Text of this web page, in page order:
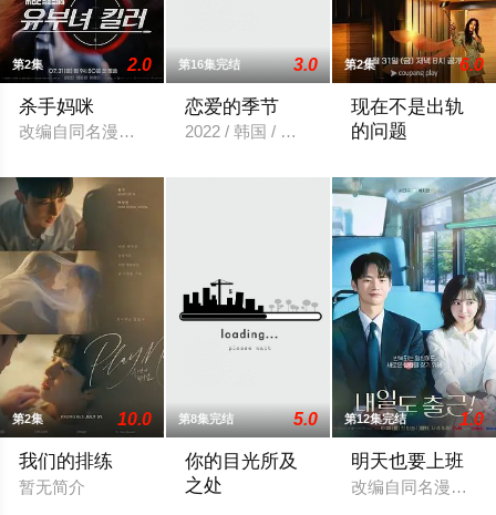
第2集 2.0
杀手妈咪
改编自同名漫画。
第16集完结 3.0
恋爱的季节
2022 / 韩国 / 徐智勋,苏珠妍,金珉奎,姜惠媛
第2集 6.0
现在不是出轨
的问题
第2集 10.0
我们的排练
暂无简介
第8集完结 5.0
你的目光所及
之处
第12集完结 1.0
明天也要上班
改编自同名漫画。